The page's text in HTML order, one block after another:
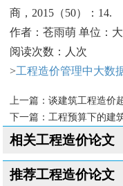
商，2015（50）：14.
作者：苍雨萌 单位：
阅读次数：人次
>工程造价管理中大数
上一篇：谈建筑工程造价
下一篇： 工程预算下的建
相关工程造价论文
推荐工程造价论文